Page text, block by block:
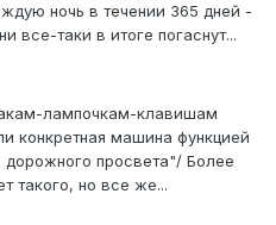
ночь в течении 365 дней -
все-таки в итоге погаснут...
лампочкам-клавишам
конкретная машина функцией
дорожного просвета"/ Более
такого, но все же...